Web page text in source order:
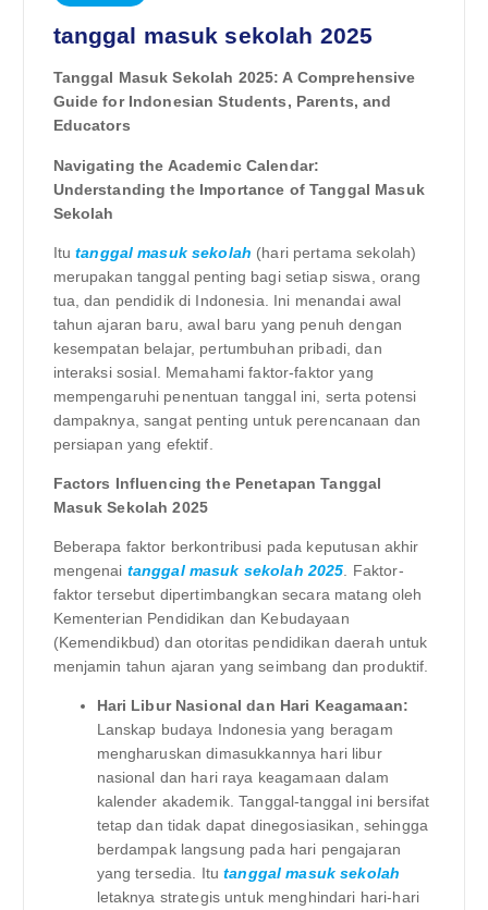
tanggal masuk sekolah 2025
Tanggal Masuk Sekolah 2025: A Comprehensive
Guide for Indonesian Students, Parents, and
Educators
Navigating the Academic Calendar:
Understanding the Importance of Tanggal Masuk
Sekolah
Itutanggal masuk sekolah (hari pertama sekolah)
merupakan tanggal penting bagi setiap siswa, orang
tua, dan pendidik di Indonesia. Ini menandai awal
tahun ajaran baru, awal baru yang penuh dengan
kesempatan belajar, pertumbuhan pribadi, dan
interaksi sosial. Memahami faktor-faktor yang
mempengaruhi penentuan tanggal ini, serta potensi
dampaknya, sangat penting untuk perencanaan dan
persiapan yang efektif.
Factors Influencing the Penetapan Tanggal
Masuk Sekolah 2025
Beberapa faktor berkontribusi pada keputusan akhir
mengenai tanggal masuk sekolah 2025 . Faktor-
faktor tersebut dipertimbangkan secara matang oleh
Kementerian Pendidikan dan Kebudayaan
(Kemendikbud) dan otoritas pendidikan daerah untuk
menjamin tahun ajaran yang seimbang dan produktif.
Hari Libur Nasional dan Hari Keagamaan:
Lanskap budaya Indonesia yang beragam
mengharuskan dimasukkannya hari libur
nasional dan hari raya keagamaan dalam
kalender akademik. Tanggal-tanggal ini bersifat
tetap dan tidak dapat dinegosiasikan, sehingga
berdampak langsung pada hari pengajaran
yang tersedia. Itutanggal masuk sekolah
letaknya strategis untuk menghindari hari-hari